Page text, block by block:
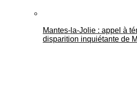
Mantes-la-Jolie : appel à
disparition inquiétante de